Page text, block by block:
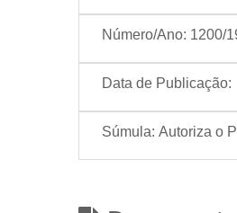
Número/Ano: 1200/
Data de Publicação:
Súmula: Autoriza o